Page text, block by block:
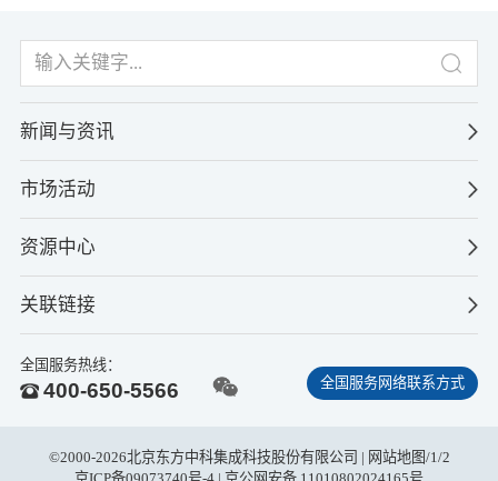
新闻与资讯
市场活动
资源中心
关联链接
全国服务热线：
400-650-5566 全国服务网络联系方式
©2000-2026北京东方中科集成科技股份有限公司 | 网站地图/1/2